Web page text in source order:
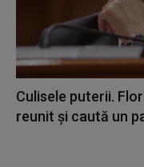
Culisele puterii.
reunit și caută un